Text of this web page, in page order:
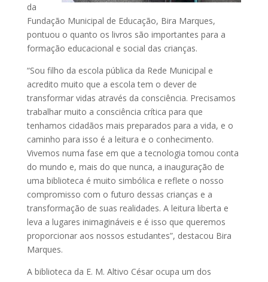
da
Fundação Municipal de Educação, Bira Marques,
pontuou o quanto os livros são importantes para a
formação educacional e social das crianças.
“Sou filho da escola pública da Rede Municipal e
acredito muito que a escola tem o dever de
transformar vidas através da consciência. Precisamos
trabalhar muito a consciência crítica para que
tenhamos cidadãos mais preparados para a vida, e o
caminho para isso é a leitura e o conhecimento.
Vivemos numa fase em que a tecnologia tomou conta
do mundo e, mais do que nunca, a inauguração de
uma biblioteca é muito simbólica e reflete o nosso
compromisso com o futuro dessas crianças e a
transformação de suas realidades. A leitura liberta e
leva a lugares inimagináveis e é isso que queremos
proporcionar aos nossos estudantes”, destacou Bira
Marques.
A biblioteca da E. M. Altivo César ocupa um dos